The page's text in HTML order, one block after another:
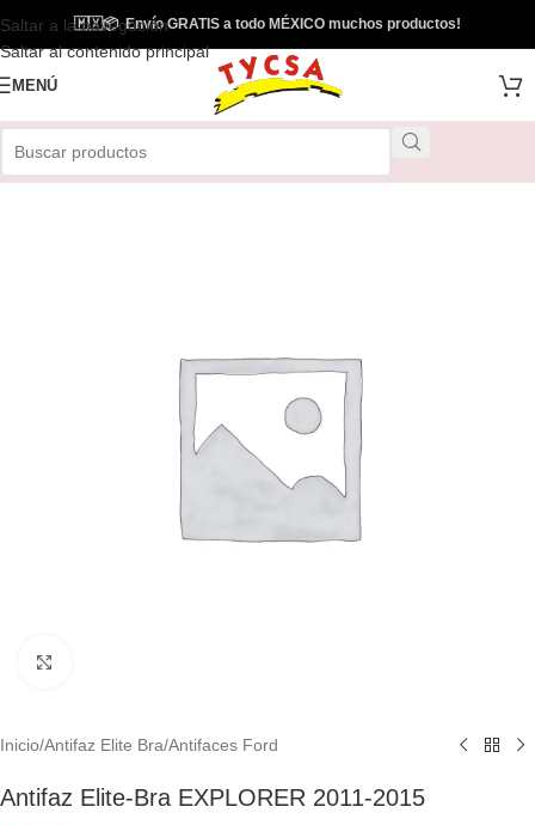
Saltar a la navegación
Saltar al contenido principal
🇲🇽📦Envío GRATIS a todo MÉXICO muchos productos!
MENÚ
Envío Gratis
Inicio/Antifaz Elite Bra/Antifaces Ford
Antifaz Elite-Bra EXPLORER 2011-2015